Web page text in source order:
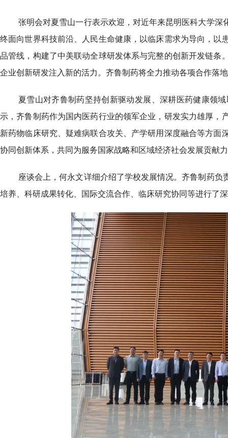
张明会对夏雪山一行表示欢迎，对近年来昆明医科大学
终面向世界科技前沿、人民生命健康，以临床需求为导向，
品管线，构建了中美联动全球研发体系与完整的创新开发链
企业创新研发注入新的活力。齐鲁制药将全力推动各项合作落
夏雪山对齐鲁制药坚持创新驱动发展、深耕医药健康领
示，齐鲁制药作为国内医药行业的领军企业，研发实力雄厚
新药物临床研究、疑难病联合攻关、产学研用深度融合等方
协同创新体系，共同为服务国家战略和区域经济社会发展贡献
座谈会上，何永文详细介绍了学校发展情况。齐鲁制药
培养、科研成果转化、国际交流合作、临床研究协同等进行了